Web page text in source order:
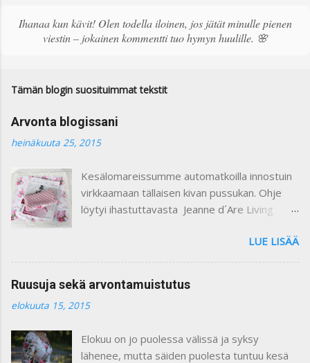
ä
e
t
t
i
Ihanaa kun kävit! Olen todella iloinen, jos jätät minulle pienen
viestin – jokainen kommentti tuo hymyn huulille. 🌸
Tämän blogin suosituimmat tekstit
Arvonta blogissani
heinäkuuta 25, 2015
Kesälomareissumme automatkoilla innostuin
virkkaamaan tällaisen kivan pussukan. Ohje
löytyi ihastuttavasta Jeanne d´Are Living
lehtien sisustusjutut ovat todella ihastuttavia
ja niin kauniita. Lehdistä löytyy niin paljon
kaikkea mitä voi itse tehdä ja mielikuvitusta
käyttäen keksiä oman kodin kaunistukseksi.
Paljon on tullutkin ostettua näitä lehtiä :) Yllä
virkkaamiseen. Vuoritin pussin kauniilla
ruusukankaalla. Kiinnitin vetoketjun käsin
LUE LISÄÄ
Ruusuja sekä arvontamuistutus
elokuuta 15, 2015
Elokuu on jo puolessa välissä ja syksy
lähenee, mutta säiden puolesta tuntuu kesä